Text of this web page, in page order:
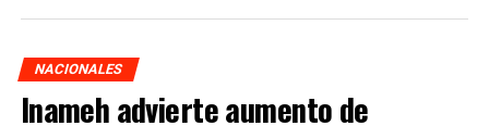
NACIONALES
Inameh advierte aumento de